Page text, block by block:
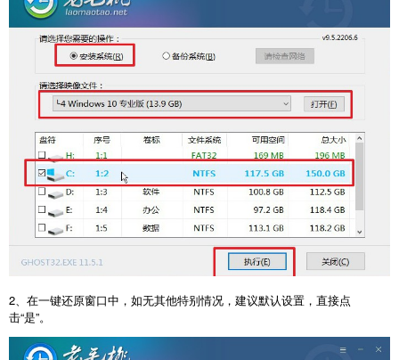
2、在一键还原窗口中，如无其他特别情况，建议默认设置，直接点
击“是”。